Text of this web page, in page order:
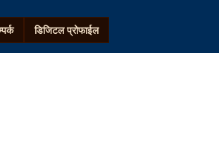
डिजिटल प्रोफाईल